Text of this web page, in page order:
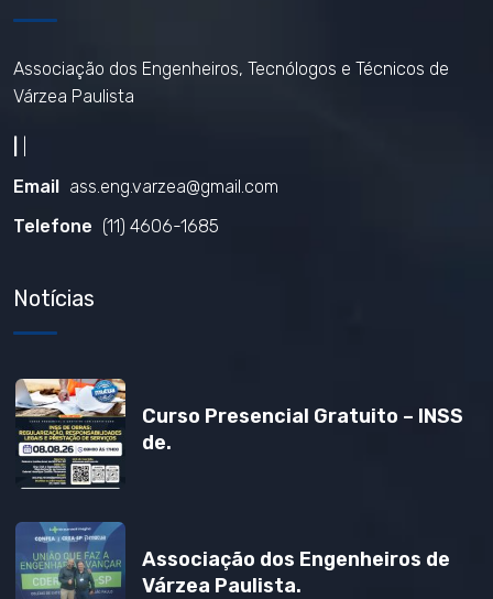
Associação dos Engenheiros, Tecnólogos e Técnicos de
Várzea Paulista
Email ass.eng.varzea@gmail.com
Telefone (11) 4606-1685
Notícias
Curso Presencial Gratuito – INSS
de.
Associação dos Engenheiros de
Várzea Paulista.